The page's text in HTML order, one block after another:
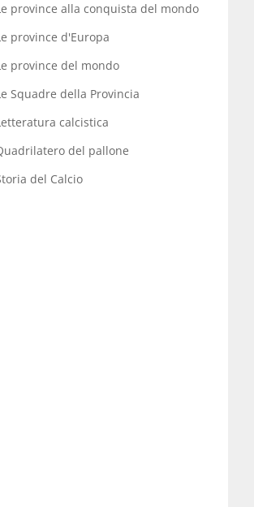
province alla conquista del mondo
province d'Europa
province del mondo
Squadre della Provincia
calcistica
del pallone
del Calcio